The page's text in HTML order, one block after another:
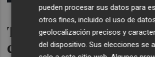
Terminales externas
conexiones
pueden procesar sus datos para
otros fines, incluido el uso de
geolocalización precisos y
del dispositivo. Sus elecciones se